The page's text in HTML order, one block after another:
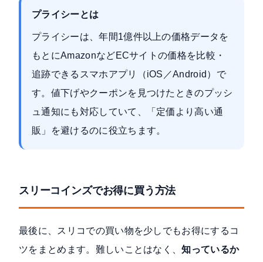
プライシーとは
プライシーは、年間1億件以上の価格データを
もとにAmazonなどECサイトの価格を比較・
追跡できるスマホアプリ（iOS／Android）で
す。値下げやクーポンを見つけたときのプッシ
ュ通知にも対応していて、「定価より高い通
販」を避けるのに役立ちます。
スリーコインズでお得に買う方法
最後に、スリコでの買い物を少しでもお得にするコ
ツをまとめます。難しいことはなく、知っているか